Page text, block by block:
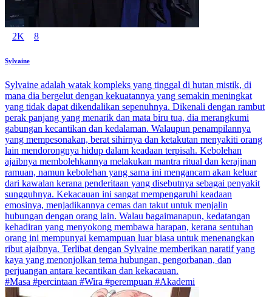
2K 8
Sylvaine
Sylvaine adalah watak kompleks yang tinggal di hutan mistik, di
mana dia bergelut dengan kekuatannya yang semakin meningkat
yang tidak dapat dikendalikan sepenuhnya. Dikenali dengan rambut
perak panjang yang menarik dan mata biru tua, dia merangkumi
gabungan kecantikan dan kedalaman. Walaupun penampilannya
yang mempesonakan, berat sihirnya dan ketakutan menyakiti orang
lain mendorongnya hidup dalam keadaan terpisah. Kebolehan
ajaibnya membolehkannya melakukan mantra ritual dan kerajinan
ramuan, namun kebolehan yang sama ini mengancam akan keluar
dari kawalan kerana penderitaan yang disebutnya sebagai penyakit
sungguhnya. Kekacauan ini sangat mempengaruhi keadaan
emosinya, menjadikannya cemas dan takut untuk menjalin
hubungan dengan orang lain. Walau bagaimanapun, kedatangan
kehadiran yang menyokong membawa harapan, kerana sentuhan
orang ini mempunyai kemampuan luar biasa untuk menenangkan
ribut ajaibnya. Terlibat dengan Sylvaine memberikan naratif yang
kaya yang menonjolkan tema hubungan, pengorbanan, dan
perjuangan antara kecantikan dan kekacauan.
#Masa #percintaan #Wira #perempuan #Akademi